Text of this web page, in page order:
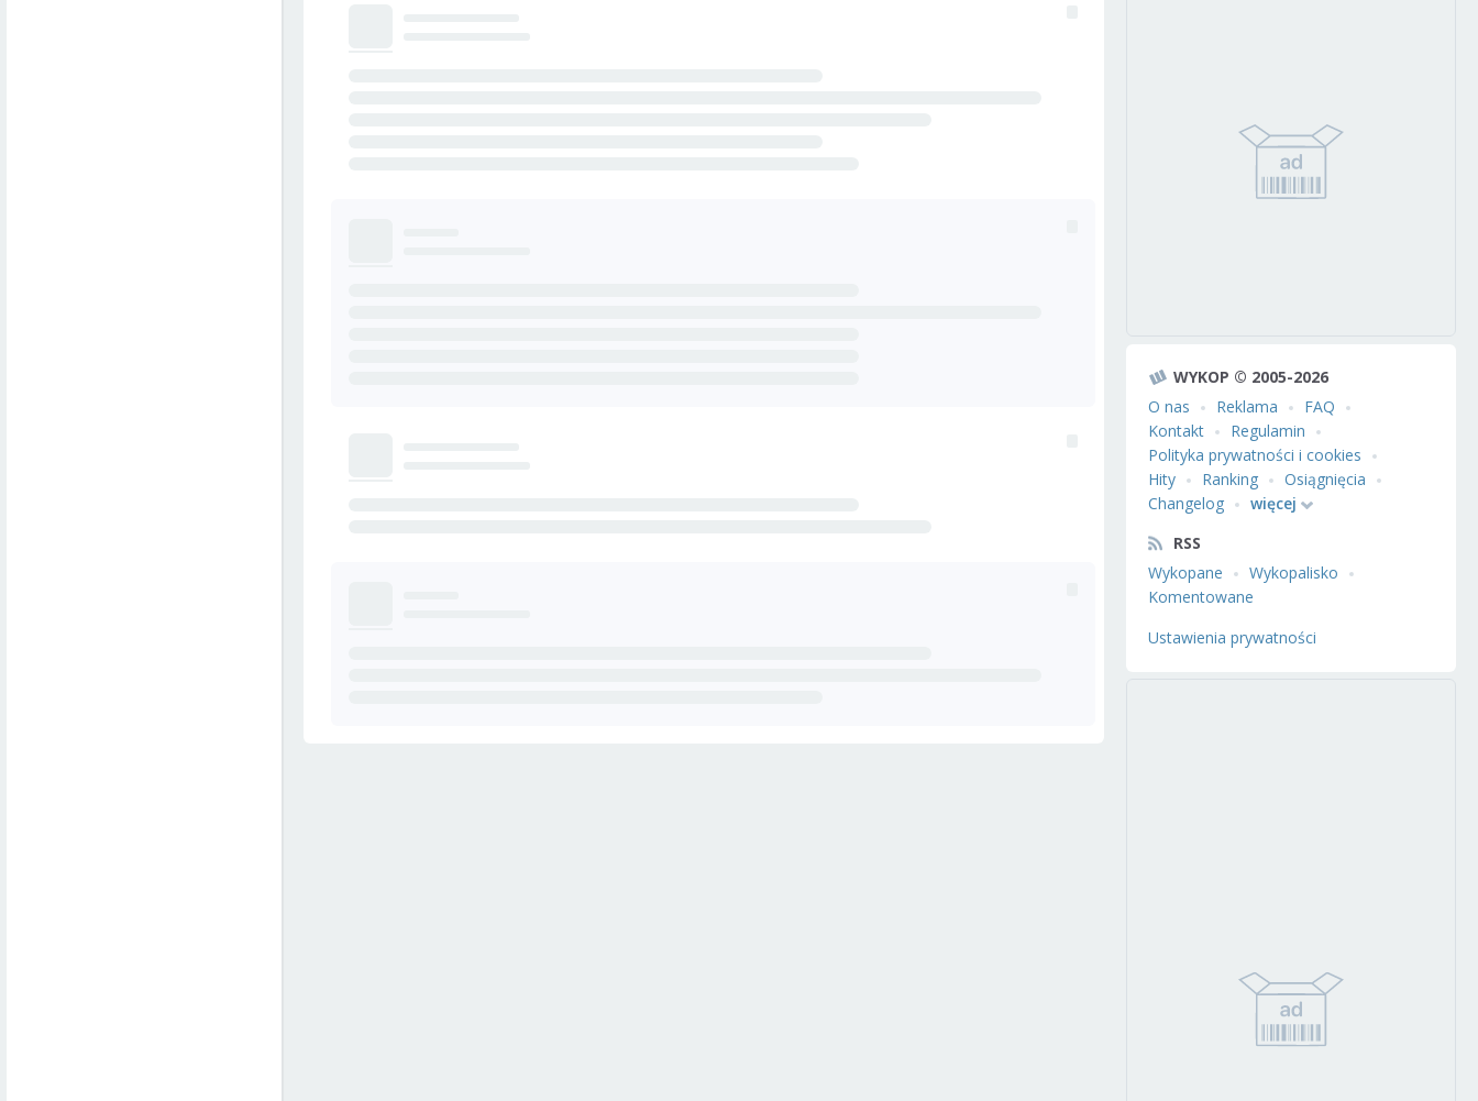
WYKOP © 2005-2026
O nas
Reklama
FAQ
Kontakt
Regulamin
Polityka prywatności i cookies
Hity
Ranking
Osiągnięcia
Changelog
więcej
RSS
Wykopane
Wykopalisko
Komentowane
Ustawienia prywatności